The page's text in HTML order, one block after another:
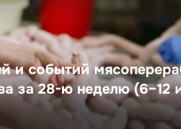
и событий
за 28-ю неделю (6–12